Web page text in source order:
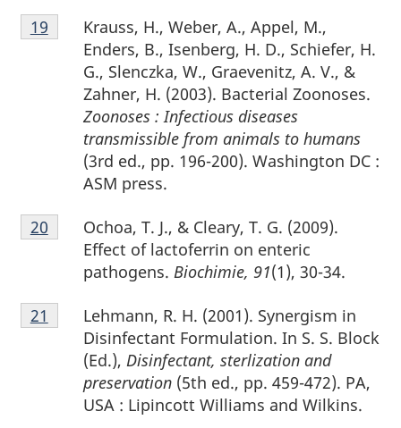
Notes
de
Krauss, H., Weber, A., Appel, M.,
Enders, B., Isenberg, H. D., Schiefer, H.
G., Slenczka, W., Graevenitz, A. V., &
Zahner, H. (2003). Bacterial Zoonoses.
Zoonoses : Infectious diseases
transmissible from animals to humans
(3rd ed., pp. 196-200). Washington DC :
ASM press.
Retour à la référence de la note de bas de page
19
Notes
de
page
20
Ochoa, T. J., & Cleary, T. G. (2009).
Effect of lactoferrin on enteric
pathogens. Biochimie, 91(1), 30-34.
Retour à la référence de la note de bas de page
20
Notes
de
Lehmann, R. H. (2001). Synergism in
Disinfectant Formulation. In S. S. Block
(Ed.), Disinfectant, sterlization and
preservation(5th ed., pp. 459-472). PA,
USA : Lipincott Williams and Wilkins.
Retour à la référence de la note de bas de page
21